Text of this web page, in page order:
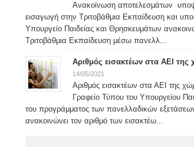
Ανακοίνωση αποτελεσμάτων
εισαγωγή στην Τριτοβάθμια Εκπαίδευση και
Υπουργείο Παιδείας και Θρησκευμάτων
Τριτοβάθμια Εκπαίδευση μέσω πανελλ...
Αριθμός εισακτέων στα ΑΕΙ
14/05/2021
Αριθμός εισακτέων στα ΑΕΙ της
Γραφείο Τύπου του Υπουργείου
του προγράμματος των πανελλαδικών
ανακοινώνει τον αριθμό των εισακτέω...